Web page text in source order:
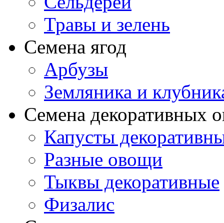
Травы и зелень
Семена ягод
Арбузы
Земляника и
Семена декоративных
Капусты
Разные овощи
Тыквы декоративные
Физалис